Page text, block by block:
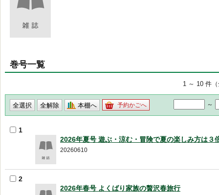
巻号一覧
1 ～ 10 件
本棚へ 予約かごへ ～
1
2026年夏号 遊ぶ・涼む・冒険で夏の楽しみ方は３
20260610
2
2026年春号 よくばり家族の贅沢春旅行